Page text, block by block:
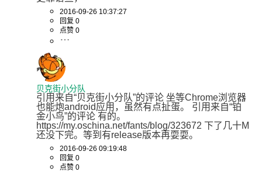
2016-09-26 10:37:27
回复 0
点赞 0
贝克街小分队
引用来自“贝克街小分队”的评论 坐等Chrome浏览器
也能炮android应用，虽然有点扯蛋。 引用来自“铂
金小鸟”的评论 有的。
https://my.oschina.net/fants/blog/323672 下了几十M
还没下完。等到有release版本再耍耍。
2016-09-26 09:19:48
回复 0
点赞 0